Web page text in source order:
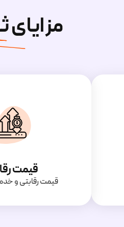
قیمت
قیمت‌ رقابتی و